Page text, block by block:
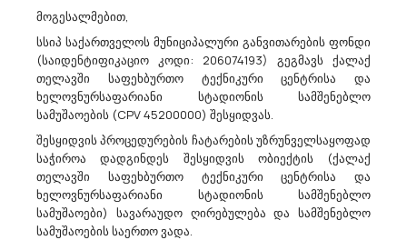
Ქალაქ Თბილისის Მუნიციპალიტეტის Მერია Აცხადებს Ბაზრის Კვლევას
92300000 - გასართობი მომსახურებები .
29/03/2023
ქალაქ თბილისის მუნიციპალიტეტის მერია (ს/კ 204521794)
სავარაუდო ღირებულების დადგენის მიზნით, ატარებს ბაზრის
კვლევას, 9 აპრილის სახელობის ბაღში, გიორგი ჭანტურიას
არქიტექტურულ-მხატვრული კომპოზიციისა (ბიუსტი) და მისი
მოგესალმებით,
სსიპ საქართველოს მუნიციპალური განვითარების ფონდი
(საიდენტიფიკაციო კოდი: 206074193) გეგმავს ქალაქ
თელავში საფეხბურთო ტექნიკური ცენტრისა და
ხელოვნურსაფარიანი სტადიონის სამშენებლო
სამუშაოების (CPV 45200000) შესყიდვას.
შესყიდვის პროცედურების ჩატარების უზრუნველსაყოფად
საჭიროა დადგინდეს შესყიდვის ობიექტის (ქალაქ
თელავში საფეხბურთო ტექნიკური ცენტრისა და
ხელოვნურსაფარიანი სტადიონის სამშენებლო
სამუშაოები) სავარაუდო ღირებულება და სამშენებლო
სამუშაოების საერთო ვადა.